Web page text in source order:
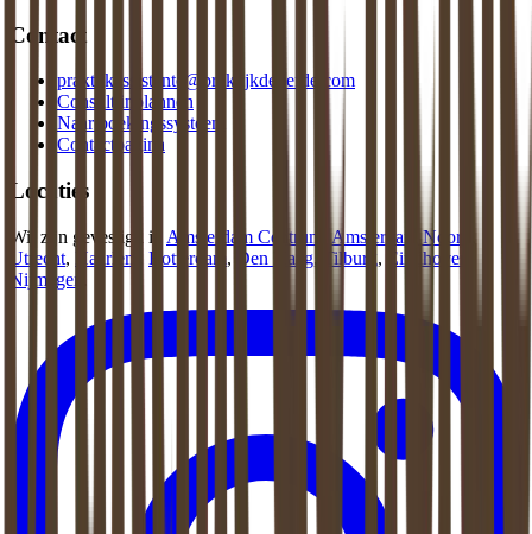
Contact
praktijkassistente@praktijkdeliefde.com
Consult inplannen
Naar boekingssysteem
Contactpagina
Locaties
Wij zijn gevestigd in Amsterdam Centrum Amsterdam Noord
Utrecht, Haarlem Rotterdam , Den Haag Tilburg , Eindhoven
Nijmegen